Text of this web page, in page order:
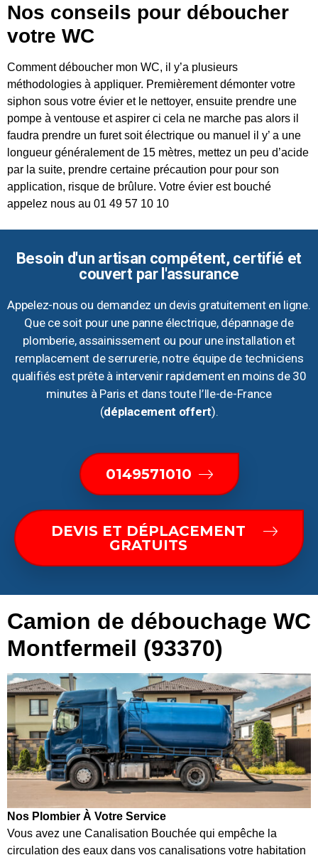
Nos conseils pour déboucher
votre WC
Comment déboucher mon WC, il y’a plusieurs
méthodologies à appliquer. Premièrement démonter votre
siphon sous votre évier et le nettoyer, ensuite prendre une
pompe à ventouse et aspirer ci cela ne marche pas alors il
faudra prendre un furet soit électrique ou manuel il y’ a une
longueur généralement de 15 mètres, mettez un peu d’acide
par la suite, prendre certaine précaution pour pour son
application, risque de brûlure. Votre évier est bouché
appelez nous au 01 49 57 10 10
Besoin d'un artisan compétent, certifié et
couvert par l'assurance
Appelez-nous ou demandez un devis gratuitement en ligne.
Que ce soit pour une panne électrique, dépannage de
plomberie, assainissement ou pour une installation et
remplacement de serrurerie, notre équipe de techniciens
qualifiés est prête à intervenir rapidement en moins de 30
minutes à Paris et dans toute l’Ile-de-France
(déplacement offert).
0149571010
DEVIS ET DÉPLACEMENT
GRATUITS
Camion de débouchage WC
Montfermeil (93370)
Nos Plombier À Votre Service
Vous avez une Canalisation Bouchée qui empêche la
circulation des eaux dans vos canalisations votre habitation